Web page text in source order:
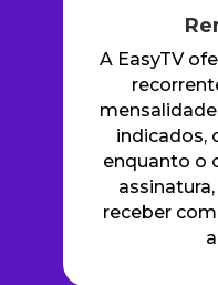
A EasyTV
indicados,
enquanto o
receber